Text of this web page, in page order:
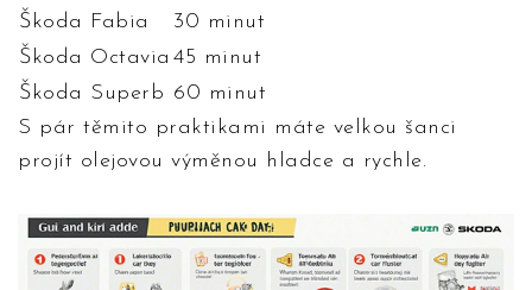
Škoda Fabia
30 minut
Škoda Octavia 45 minut
Škoda Superb 60 minut
S pár těmito praktikami máte velkou šanci
projít olejovou výměnou hladce a rychle.